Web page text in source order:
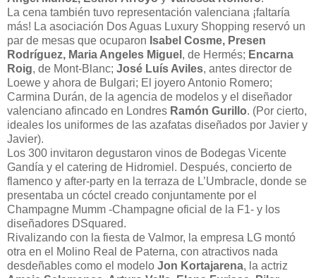
La cena también tuvo representación valenciana ¡faltaría
más! La asociación Dos Aguas Luxury Shopping reservó un
par de mesas que ocuparon Isabel Cosme, Presen
Rodríguez, Maria Angeles Miguel , de Hermés; Encarna
Roig, de Mont-Blanc; José Luís Aviles, antes director de
Loewe y ahora de Bulgari; El joyero Antonio Romero;
Carmina Durán, de la agencia de modelos y el diseñador
valenciano afincado en Londres Ramón Gurillo. (Por cierto,
ideales los uniformes de las azafatas diseñados por Javier y
Javier).
Los 300 invitaron degustaron vinos de Bodegas Vicente
Gandía y el catering de Hidromiel. Después, concierto de
flamenco y after-party en la terraza de L’Umbracle, donde se
presentaba un cóctel creado conjuntamente por el
Champagne Mumm -Champagne oficial de la F1- y los
diseñadores DSquared.
Rivalizando con la fiesta de Valmor, la empresa LG montó
otra en el Molino Real de Paterna, con atractivos nada
desdeñables como el modelo Jon Kortajarena, la actriz